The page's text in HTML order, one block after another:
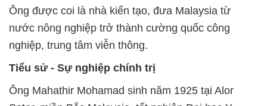
Ông được coi là nhà kiến tạo, đưa Malaysia từ
nước nông nghiệp trở thành cường quốc công
nghiệp, trung tâm viễn thông.
Tiểu sử - Sự nghiệp chính trị
Ông Mahathir Mohamad sinh năm 1925 tại Alor